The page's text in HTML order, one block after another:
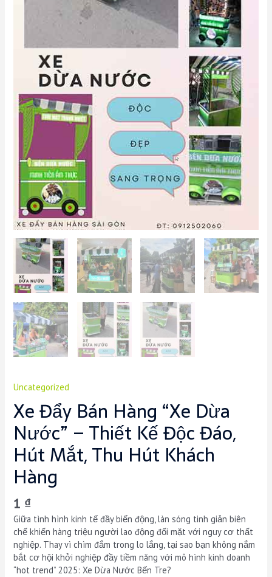
Uncategorized
Xe Đẩy Bán Hàng “Xe Dừa
Nước” – Thiết Kế Độc Đáo,
Hút Mắt, Thu Hút Khách
Hàng
1 ₫
Giữa tình hình kinh tế đầy biến động, làn sóng tinh giản biên
chế khiến hàng triệu người lao động đối mặt với nguy cơ thất
nghiệp. Thay vì chìm đắm trong lo lắng, tại sao bạn không nắm
bắt cơ hội khởi nghiệp đầy tiềm năng với mô hình kinh doanh
“hot trend” 2025: Xe Dừa Nước Bến Tre?